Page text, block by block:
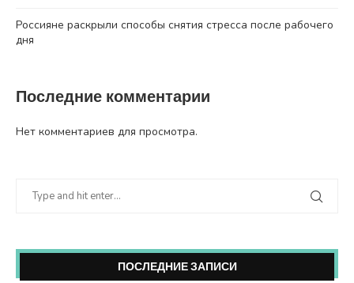
Россияне раскрыли способы снятия стресса после рабочего
дня
Последние комментарии
Нет комментариев для просмотра.
ПОСЛЕДНИЕ ЗАПИСИ